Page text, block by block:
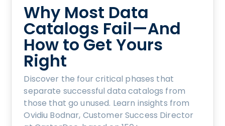
Why Most Data
Catalogs Fail—And
How to Get Yours
Right
Discover the four critical phases that
separate successful data catalogs from
those that go unused. Learn insights from
Ovidiu Bodnar, Customer Success Director